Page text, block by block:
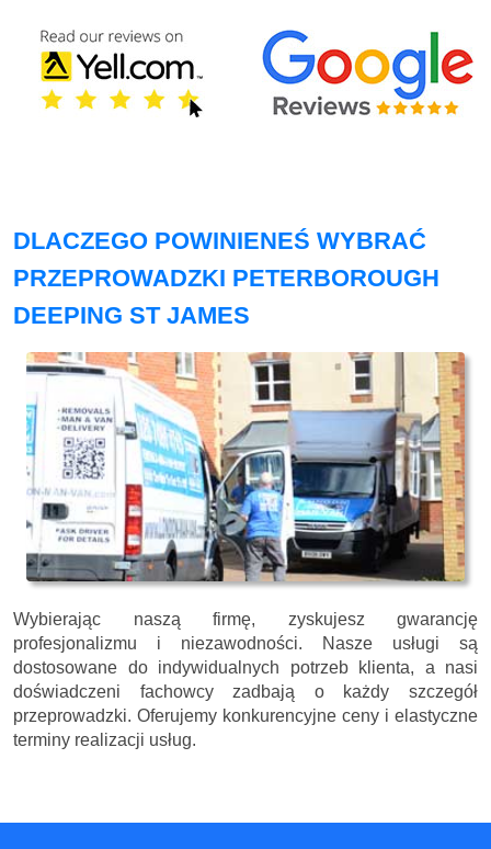
DLACZEGO POWINIENEŚ WYBRAĆ
PRZEPROWADZKI PETERBOROUGH
DEEPING ST JAMES
Wybierając naszą firmę, zyskujesz gwarancję
profesjonalizmu i niezawodności. Nasze usługi są
dostosowane do indywidualnych potrzeb klienta, a nasi
doświadczeni fachowcy zadbają o każdy szczegół
przeprowadzki. Oferujemy konkurencyjne ceny i elastyczne
terminy realizacji usług.